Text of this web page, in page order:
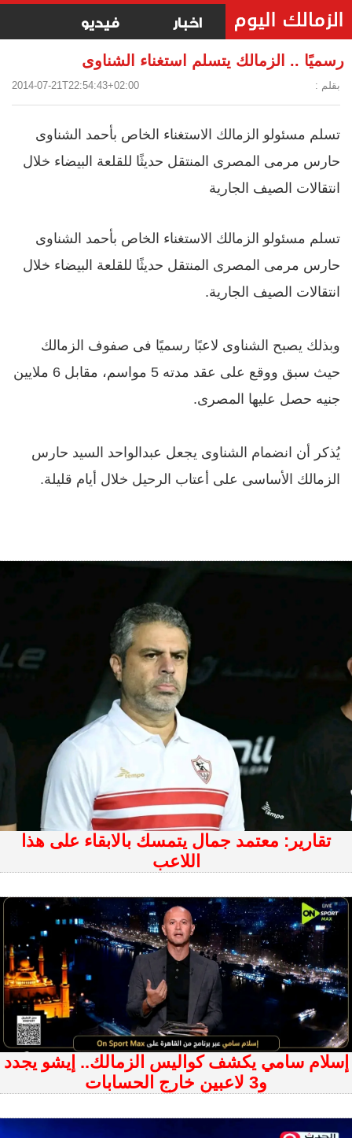
اخبار فيديو
رسميًا .. الزمالك يتسلم استغناء الشناوى
بقلم : 2014-07-21T22:54:43+02:00
تسلم مسئولو الزمالك الاستغناء الخاص بأحمد الشناوى
حارس مرمى المصرى المنتقل حديثًا للقلعة البيضاء خلال
انتقالات الصيف الجارية
تسلم مسئولو الزمالك الاستغناء الخاص بأحمد الشناوى
حارس مرمى المصرى المنتقل حديثًا للقلعة البيضاء خلال
انتقالات الصيف الجارية.
وبذلك يصبح الشناوى لاعبًا رسميًا فى صفوف الزمالك
حيث سبق ووقع على عقد مدته 5 مواسم، مقابل 6 ملايين
جنيه حصل عليها المصرى.
يُذكر أن انضمام الشناوى يجعل عبدالواحد السيد حارس
الزمالك الأساسى على أعتاب الرحيل خلال أيام قليلة.
تقارير: معتمد جمال يتمسك بالابقاء على هذا
اللاعب
إسلام سامي يكشف كواليس الزمالك.. إيشو يجدد
و3 لاعبين خارج الحسابات